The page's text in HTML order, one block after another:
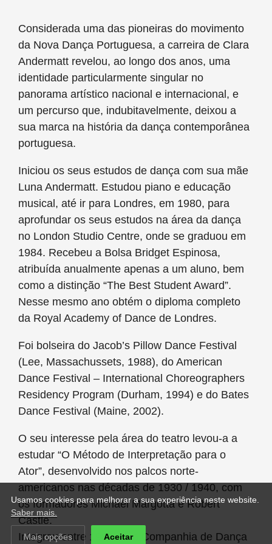
Considerada uma das pioneiras do movimento
da Nova Dança Portuguesa, a carreira de Clara
Andermatt revelou, ao longo dos anos, uma
identidade particularmente singular no
panorama artístico nacional e internacional, e
um percurso que, indubitavelmente, deixou a
sua marca na história da dança contemporânea
portuguesa.
Iniciou os seus estudos de dança com sua mãe
Luna Andermatt. Estudou piano e educação
musical, até ir para Londres, em 1980, para
aprofundar os seus estudos na área da dança
no London Studio Centre, onde se graduou em
1984. Recebeu a Bolsa Bridget Espinosa,
atribuída anualmente apenas a um aluno, bem
como a distinção “The Best Student Award”.
Nesse mesmo ano obtém o diploma completo
da Royal Academy of Dance de Londres.
Foi bolseira do Jacob’s Pillow Dance Festival
(Lee, Massachussets, 1988), do American
Dance Festival – International Choreographers
Residency Program (Durham, 1994) e do Bates
Dance Festival (Maine, 2002).
O seu interesse pela área do teatro levou-a a
estudar “O Método de Interpretação para o
Ator”, desenvolvido nos palcos norte-
americanos nas décadas de 1930 / 1940, com
os formadores Michael Margotta e Robert
Castle.
Integrou entre 1984-88 a Companhia de Dança
Usamos cookies para melhorar a sua experiência neste website.
Saber mais.
Mais opções Aceitar